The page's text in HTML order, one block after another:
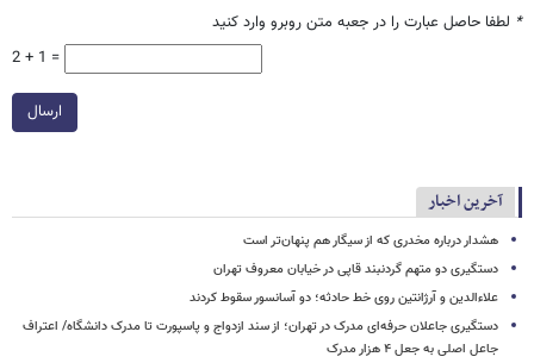
* لطفا حاصل عبارت را در جعبه متن روبرو وارد کنید
2 + 1 =
ارسال
آخرین اخبار
هشدار درباره مخدری که از سیگار هم پنهان‌تر است
دستگیری دو متهم گردنبند قاپی در خیابان معروف تهران
علاءالدین و آرژانتین روی خط حادثه؛ دو آسانسور سقوط کردند
دستگیری جاعلان حرفه‌ای مدرک در تهران؛ از سند ازدواج و پاسپورت تا مدرک دانشگاه/ اعتراف
جاعل اصلی به جعل ۴ هزار مدرک